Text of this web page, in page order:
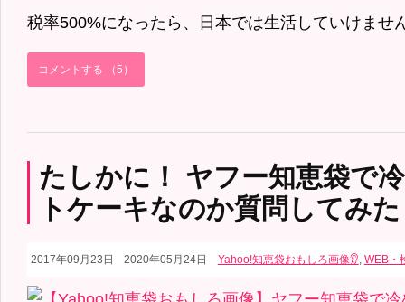
税率500%になったら、日本では生活していけませ
コメントする （5）
たしかに！ ヤフー知恵袋で
トケーキなのか質問してみ
2017年09月23日 2020年05月24日 Yahoo!知恵袋おもしろ画像👂, WEB・